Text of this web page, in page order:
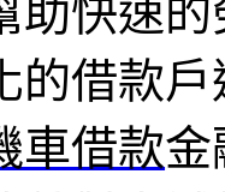
助快速
的借款
車借款金